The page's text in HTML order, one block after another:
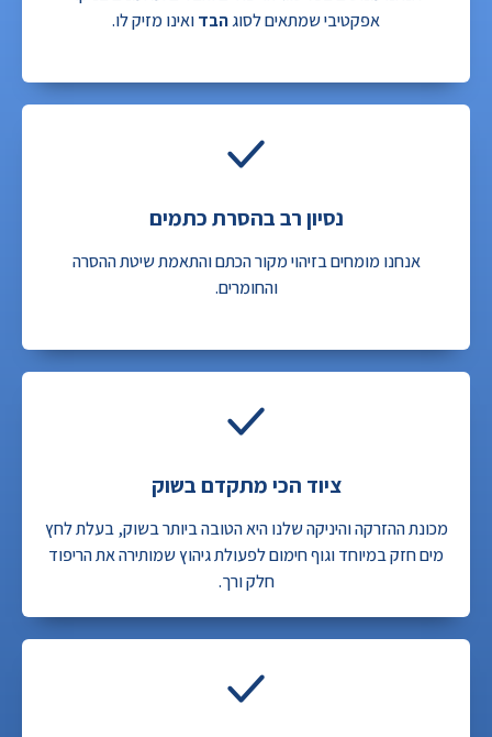
אפקטיבי שמתאים לסוגהבדואינו מזיק לו.
נסיון רב בהסרת כתמים
אנחנו מומחים בזיהוי מקור הכתם והתאמת שיטת ההסרה
והחומרים.
ציוד הכי מתקדם בשוק
מכונת ההזרקה והיניקה שלנו היא הטובה ביותר בשוק, בעלת לחץ
מים חזק במיוחד וגוף חימום לפעולת גיהוץ שמותירה את הריפוד
חלק ורך.